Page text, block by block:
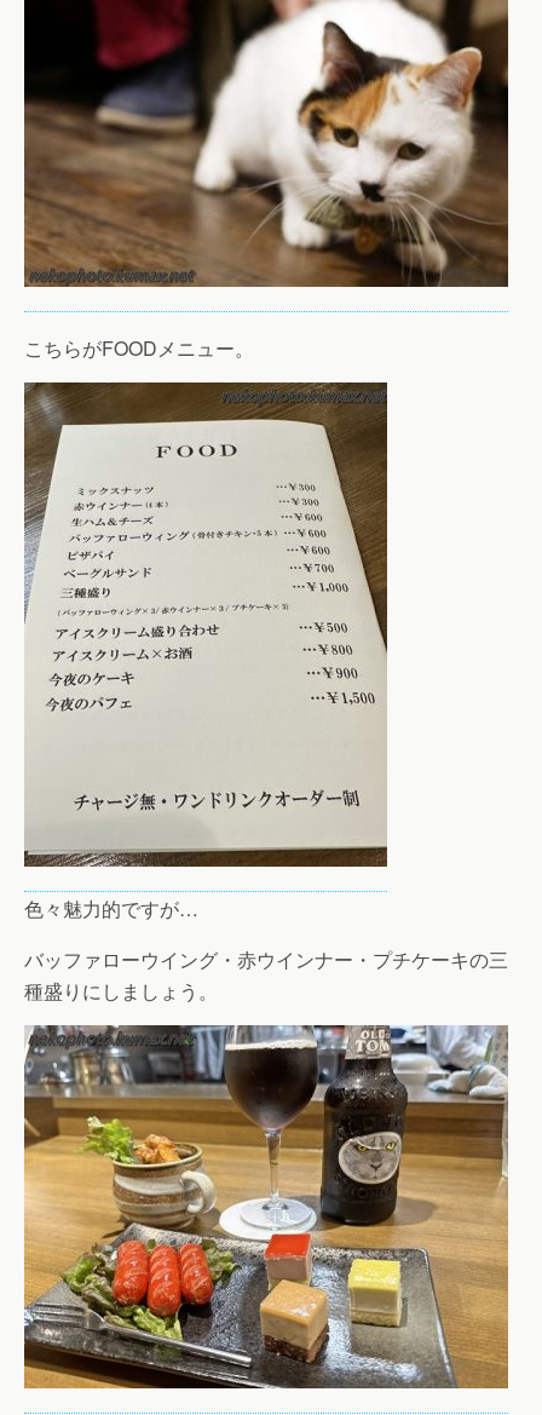
こちらがFOODメニュー。
色々魅力的ですが…
バッファローウイング・赤ウインナー・プチケーキの三
種盛りにしましょう。